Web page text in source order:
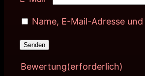
Name, E-Mail-Adresse
Bewertung(erforderlich)